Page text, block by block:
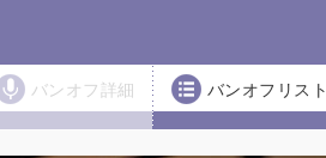
バンオフ詳細 バンオフリスト